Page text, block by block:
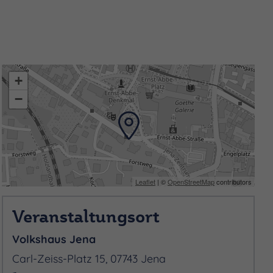
+
−
Leaflet| ©OpenStreetMapcontributors
Veranstaltungsort
Volkshaus Jena
Carl-Zeiss-Platz 15, 07743 Jena